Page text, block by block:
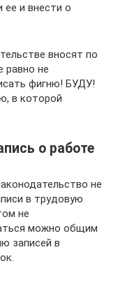
ее и внести о
вносят по
равно не
фигню! БУДУ!
в которой
о работе
не
в трудовую
не
можно общим
записей в